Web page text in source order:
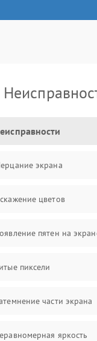
экрана
цветов
пятен на
пиксели
части экрана
яркость